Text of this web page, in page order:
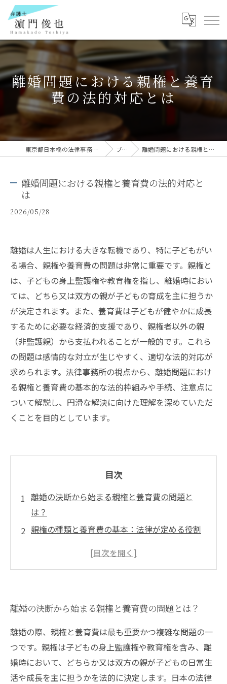
離婚問題における親権と養育
費の法的対応とは
東京都日本橋の法律事務所なら弁護士 濵門俊也 ブログ 離婚問題における親権と養育費の法的対応とは
離婚問題における親権と養育費の法的対応と
は
2026/05/28
離婚は人生における大きな転機であり、特に子どもがい
る場合、親権や養育費の問題は非常に重要です。親権と
は、子どもの身上監護権や教育権を指し、離婚時におい
ては、どちら又は双方の親が子どもの育成を主に担うか
が決定されます。また、養育費は子どもが健やかに成長
するために必要な経済的支援であり、親権者以外の親
（非監護親）から支払われることが一般的です。これら
の問題は感情的な対立が生じやすく、適切な法的対応が
求められます。法律事務所の視点から、離婚問題におけ
る親権と養育費の基本的な法的枠組みや手続、注意点に
ついて解説し、円滑な解決に向けた理解を深めていただ
くことを目的としています。
目次
離婚の決断から始まる親権と養育費の問題と
は？
親権の種類と養育費の基本：法律が定める役割
親権争いでよくあるトラブルとその解決法を弁
ポイント
円満な離婚を目指すために知っておくべき親
権・養育費の法的対応
専門家が教える離婚問題で後悔しないための法
律相談のすすめ
離婚の決断から始まる親権と養育費の問題とは？
離婚の際、親権と養育費は最も重要かつ複雑な問題の一
つです。親権は子どもの身上監護権や教育権を含み、離
婚時において、どちらか又は双方の親が子どもの日常生
活や成長を主に担うかを法的に決定します。日本の法律